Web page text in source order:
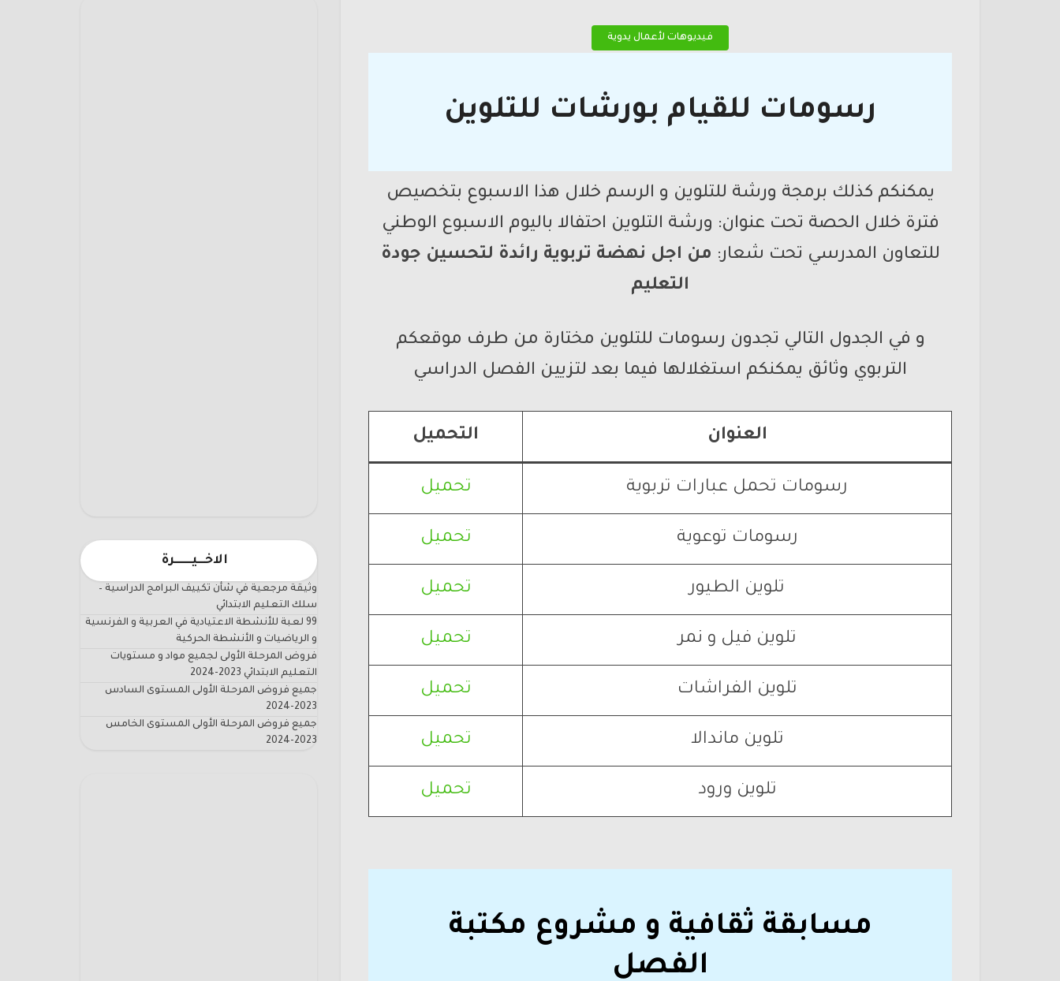
الاخـــيـــــــرة
وثيقة مرجعية في شأن تكييف البرامج الدراسية –
سلك التعليم الابتدائي
99 لعبة للأنشطة الاعتيادية في العربية و الفرنسية
و الرياضيات و الأنشطة الحركية
فروض المرحلة الأولى لجميع مواد و مستويات
التعليم الابتدائي 2023-2024
جميع فروض المرحلة الأولى المستوى السادس
2023-2024
جميع فروض المرحلة الأولى المستوى الخامس
2023-2024
فيديوهات لأعمال يدوية
رسومات للقيام بورشات للتلوين
يمكنكم كذلك برمجة ورشة للتلوين و الرسم خلال هذا الاسبوع بتخصيص
فترة خلال الحصة تحت عنوان: ورشة التلوين احتفالا باليوم الاسبوع الوطني
للتعاون المدرسي تحت شعار: من اجل نهضة تربوية رائدة لتحسين جودة
التعليم
و في الجدول التالي تجدون رسومات للتلوين مختارة من طرف موقعكم
التربوي وثائق يمكنكم استغلالها فيما بعد لتزيين الفصل الدراسي
العنوان التحميل
رسومات تحمل عبارات تربوية تحميل
رسومات توعوية تحميل
تلوين الطيور تحميل
تلوين فيل و نمر تحميل
تلوين الفراشات تحميل
تلوين ماندالا تحميل
تلوين ورود تحميل
مسابقة ثقافية و مشروع مكتبة
الفصل